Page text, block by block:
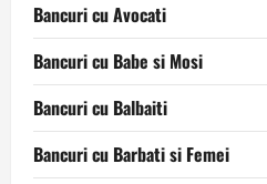
Bancuri cu Avocati
Bancuri cu Babe si Mosi
Bancuri cu Balbaiti
Bancuri cu Barbati si Femei